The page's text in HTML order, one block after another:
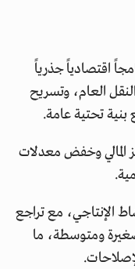
اقتصادياً جذرياً
العام، وتسريح
تحتية عامة.
المالي وخفض معدلات
الإنتاجي، مع تراجع
ومتوسطة، ما